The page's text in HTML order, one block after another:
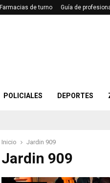
Farmacias de turno Guía de
POLICIALES DEPORTES
Inicio Jardin 909
Jardin 909